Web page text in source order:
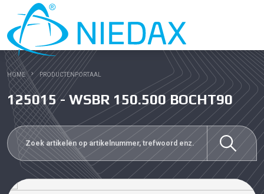
HOME PRODUCTENPORTAAL
125015 - WSBR 150.500 BOCHT90